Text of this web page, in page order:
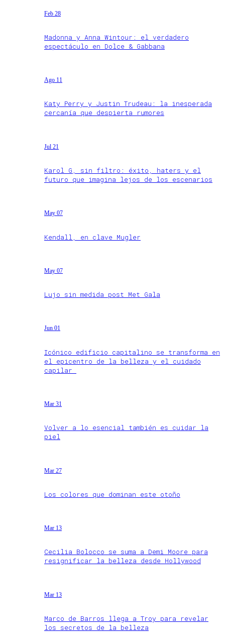
Feb 28
Madonna y Anna Wintour: el verdadero
espectáculo en Dolce & Gabbana
Ago 11
Katy Perry y Justin Trudeau: la inesperada
cercanía que despierta rumores
Jul 21
Karol G, sin filtro: éxito, haters y el
futuro que imagina lejos de los escenarios
May 07
Kendall, en clave Mugler
May 07
Lujo sin medida post Met Gala
Jun 01
Icónico edificio capitalino se transforma en
el epicentro de la belleza y el cuidado
capilar
Mar 31
Volver a lo esencial también es cuidar la
piel
Mar 27
Los colores que dominan este otoño
Mar 13
Cecilia Bolocco se suma a Demi Moore para
resignificar la belleza desde Hollywood
Mar 13
Marco de Barros llega a Troy para revelar
los secretos de la belleza